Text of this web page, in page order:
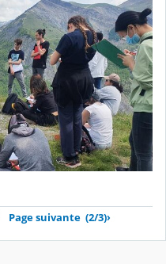
Page suivante (2/3)›